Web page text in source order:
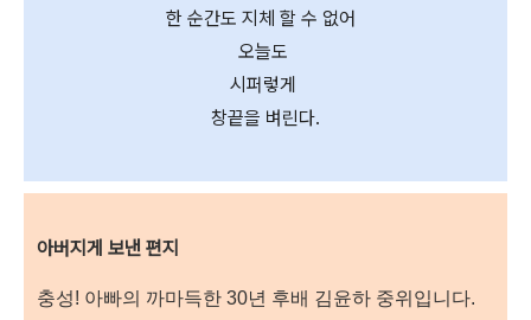
한 순간도 지체 할 수 없어
오늘도
시퍼렇게
창끝을 벼린다.
아버지게 보낸 편지
충성! 아빠의 까마득한 30년 후배 김윤하 중위입니다.